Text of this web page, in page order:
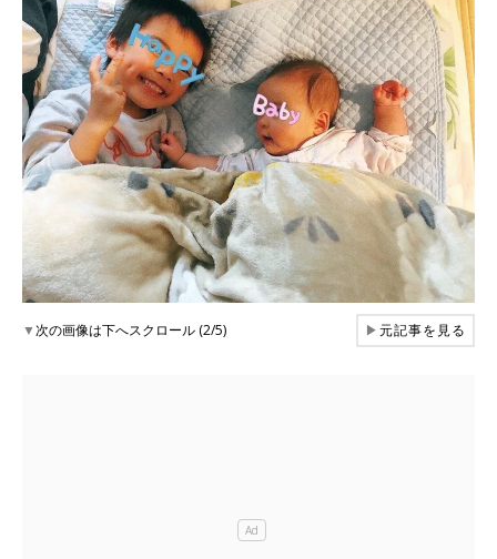
▼次の画像は下へスクロール (2/5) ▶元記事を見る